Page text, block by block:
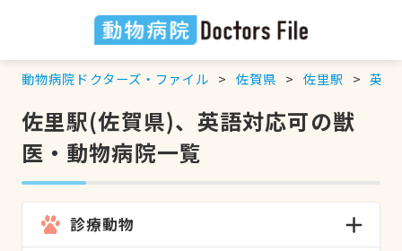
動物病院ドクターズ・ファイル 佐賀県 佐里駅 英語
佐里駅(佐賀県)、英語対応可の獣
医・動物病院一覧
診療動物